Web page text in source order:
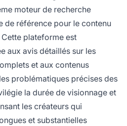
moteur de recherche
de référence pour le contenu
plateforme est
aux avis détaillés sur les
et aux contenus
problématiques précises des
la durée de visionnage et
les créateurs qui
et substantielles